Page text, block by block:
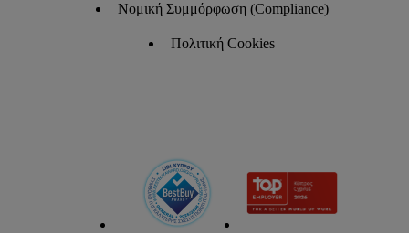
Νομική Συμμόρφωση (Compliance)
Πολιτική Cookies